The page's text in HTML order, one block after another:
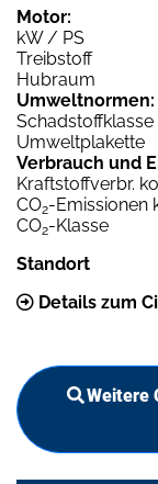
Motor:
kW / PS
Treibstoff
Hubraum
Umweltnormen:
Schadstoffklasse
Umweltplakette
Verbrauch und
Kraftstoffverbr.
CO2-Emissionen
CO2-Klasse
Standort
Details zum
Weitere